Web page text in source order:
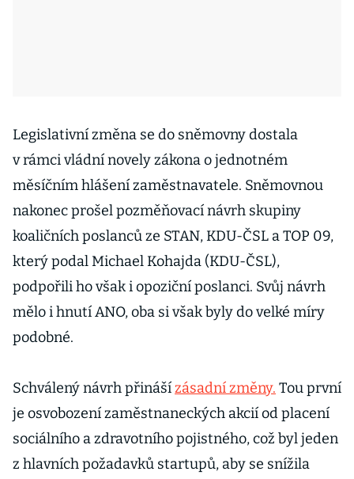
Legislativní změna se do sněmovny dostala
v rámci vládní novely zákona o jednotném
měsíčním hlášení zaměstnavatele. Sněmovnou
nakonec prošel pozměňovací návrh skupiny
koaličních poslanců ze STAN, KDU-ČSL a TOP 09,
který podal Michael Kohajda (KDU-ČSL),
podpořili ho však i opoziční poslanci. Svůj návrh
mělo i hnutí ANO, oba si však byly do velké míry
podobné.
Schválený návrh přinášízásadní změny. Tou první
je osvobození zaměstnaneckých akcií od placení
sociálního a zdravotního pojistného, což byl jeden
z hlavních požadavků startupů, aby se snížila